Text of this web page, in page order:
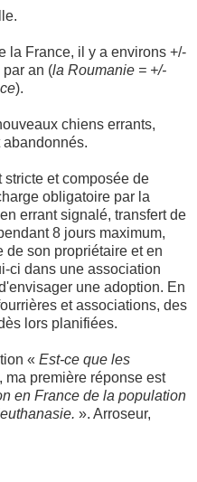
la France, il y a environs +/-
an (la Roumanie = +/-
).
chiens errants,
abandonnés.
stricte et composée de
obligatoire par la
errant signalé, transfert de
8 jours maximum,
de son propriétaire et en
ci dans une association
une adoption. En
et associations, des
lors planifiées.
« Est-ce que les
ma première réponse est
en France de la population
». Arroseur,